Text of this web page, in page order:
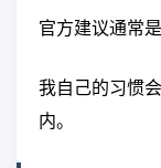
官方建议通常
我自己的习惯
内。